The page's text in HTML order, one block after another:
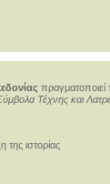
Τέχνης και
ιστορίας